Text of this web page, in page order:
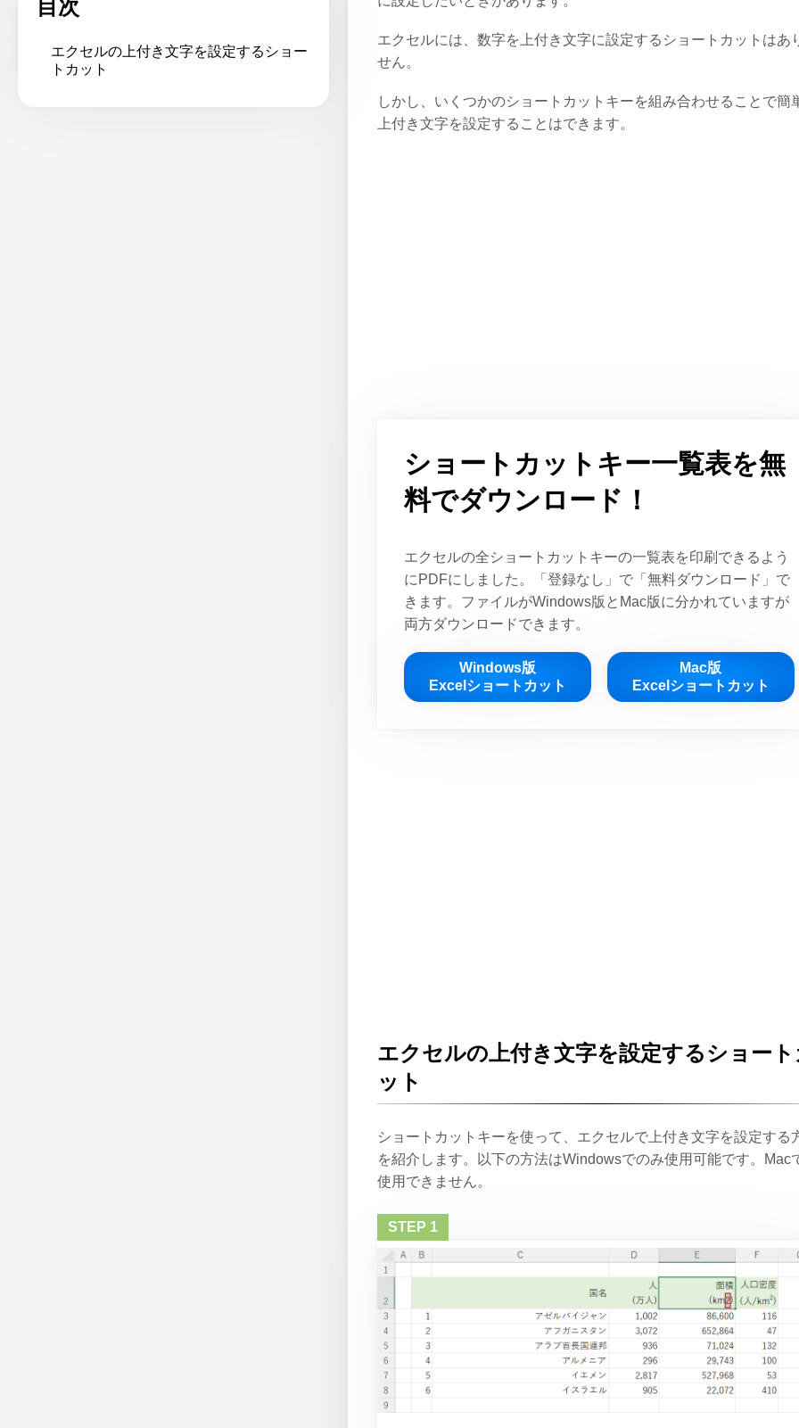
目次
エクセルの上付き文字を設定するショー
トカット
エクセルには、数字を上付き文字に設定するショートカットはあ
せん。
しかし、いくつかのショートカットキーを組み合わせることで簡
上付き文字を設定することはできます。
ショートカットキー一覧表を無
料でダウンロード！
エクセルの全ショートカットキーの一覧表を印刷できるよう
にPDFにしました。「登録なし」で「無料ダウンロード」で
きます。ファイルがWindows版とMac版に分かれていますが
両方ダウンロードできます。
Windows版
Excelショートカット
Mac版
Excelショートカット
エクセルの上付き文字を設定するショート
ット
ショートカットキーを使って、エクセルで上付き文字を設定する
を紹介します。以下の方法はWindowsでのみ使用可能です。Mac
使用できません。